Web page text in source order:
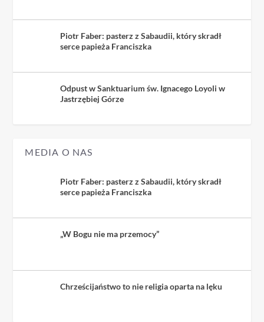
Piotr Faber: pasterz z Sabaudii, który skradł
serce papieża Franciszka
Odpust w Sanktuarium św. Ignacego Loyoli w
Jastrzębiej Górze
MEDIA O NAS
Piotr Faber: pasterz z Sabaudii, który skradł
serce papieża Franciszka
„W Bogu nie ma przemocy”
Chrześcijaństwo to nie religia oparta na lęku